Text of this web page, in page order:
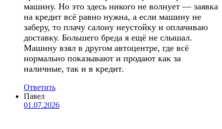
машину. Но это здесь никого не волнует — заявка
на кредит всё равно нужна, а если машину не
заберу, то плачу салону неустойку и оплачиваю
доставку. Большего бреда я ещё не слышал.
Машину взял в другом автоцентре, где всё
нормально показывают и продают как за
наличные, так и в кредит.
Ответить
Павел
01.07.2026